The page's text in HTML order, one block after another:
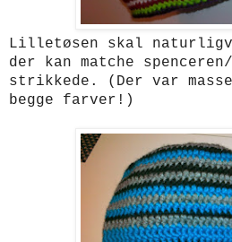
Lilletøsen skal
der kan matche
strikkede. (Der var
begge farver!)